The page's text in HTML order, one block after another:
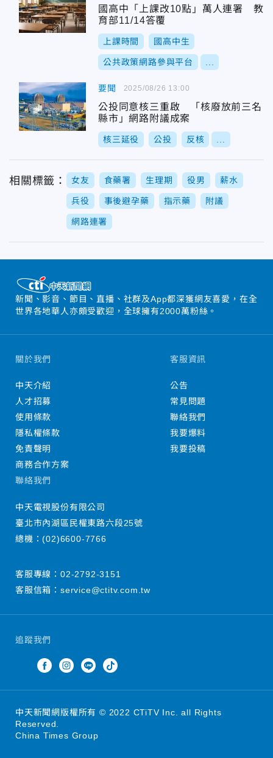
國高中「上課改10點」萬人連署 教
育部11/14答覆
上課時間 國高中生
公共政策網路參與平台
要聞
公投同意核三重啟 「核廢放前三名
縣市」網路附議成案
核三延役 公投 反核
2025/08/26 13:00
相關標籤： 女友 食藥署 生理期 役男 薪水
兵役 事後避孕藥 指示藥 附議
網路連署
新聞、影音、節目、直播、社群及App都深獲網友喜愛，在全
世界各地華人亦頗受歡迎，全球擁有2000萬粉絲。
追蹤我們
關於我們
中天介紹
人才招募
使用條款
隱私權條款
免責聲明
商務合作方案
客服資訊
公告
常見問題
聯絡我們
我要爆料
我要投稿
聯絡我們
中天電視股份有限公司
臺北市內湖區民權東路六段25號
總機：(02)6600-7766
客服專線： 02-2792-3151
客服信箱： service@ctitv.com.tw
中天新聞網版權所有 © 2022 CTiTV Inc. all Rights
Reserved.
China Times Group